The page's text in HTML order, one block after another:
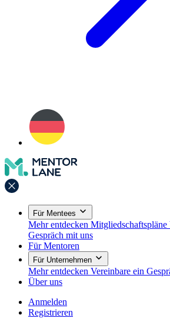
Für Mentees
Mehr entdecken Mitgliedschaftspläne
Gespräch mit uns
Für Mentoren
Für Unternehmen
Mehr entdecken Vereinbare ein
Über uns
Anmelden
Registrieren